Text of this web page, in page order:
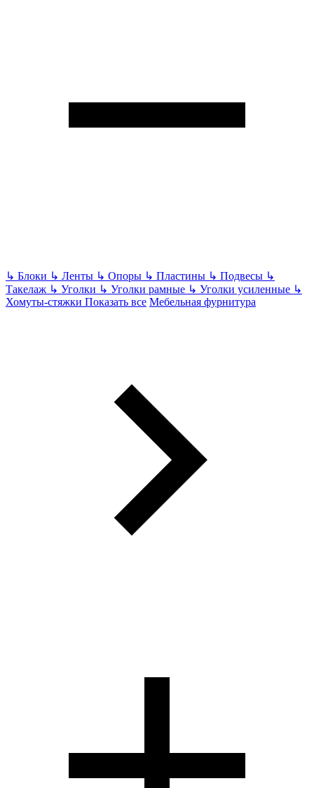
↳ Блоки ↳ Ленты ↳ Опоры ↳ Пластины ↳ Подвесы ↳
Такелаж ↳ Уголки ↳ Уголки рамные ↳ Уголки усиленные ↳
Хомуты-стяжки Показать все Мебельная фурнитура